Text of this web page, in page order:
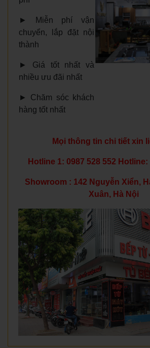
►
Miễn phí vận
chuyển, lắp đặt nội
thành
► Giá tốt nhất và
nhiều ưu đãi nhất
► Chăm sóc khách
hàng tốt nhất
Mọi thông tin chi tiết xin
Hotline 1: 0987 528 552 Hotline:
Showroom : 142 Nguyễn Xiển,
Xuân, Hà Nội